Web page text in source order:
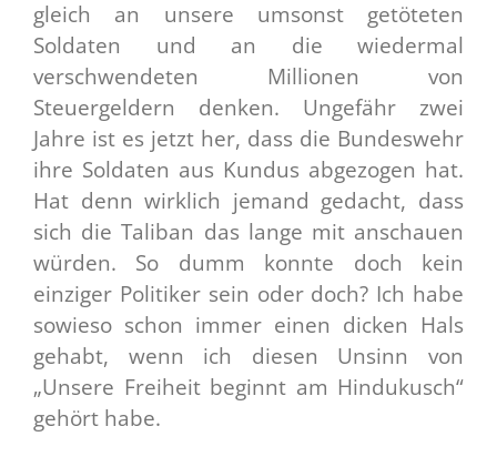
gleich an unsere umsonst getöteten
Soldaten und an die wiedermal
verschwendeten Millionen von
Steuergeldern denken. Ungefähr zwei
Jahre ist es jetzt her, dass die Bundeswehr
ihre Soldaten aus Kundus abgezogen hat.
Hat denn wirklich jemand gedacht, dass
sich die Taliban das lange mit anschauen
würden. So dumm konnte doch kein
einziger Politiker sein oder doch? Ich habe
sowieso schon immer einen dicken Hals
gehabt, wenn ich diesen Unsinn von
„Unsere Freiheit beginnt am Hindukusch“
gehört habe.